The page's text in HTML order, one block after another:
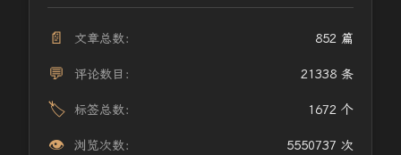
📄 文章总数： 852 篇
💬 评论数目： 21338 条
🏷️ 标签总数： 1672 个
👁️ 浏览次数： 5550737 次